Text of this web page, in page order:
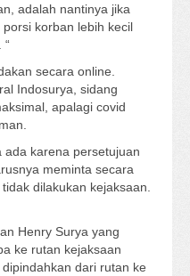
adalah nantinya jika
korban lebih kecil
secara online.
Indosurya, sidang
apalagi covid
ada karena persetujuan
meminta secara
dilakukan kejaksaan.
Henry Surya yang
ke rutan kejaksaan
dari rutan ke